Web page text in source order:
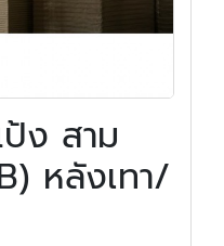
ง สาม
หลังเทา/